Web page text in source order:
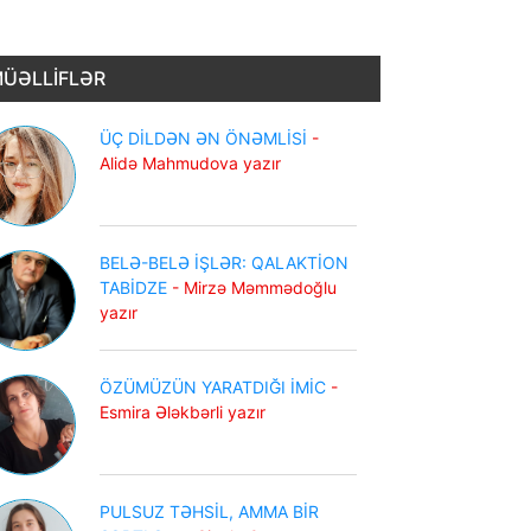
ÜÇ DİLDƏN ƏN ÖNƏMLİSİ -
Alidə Mahmudova yazır
BELƏ-BELƏ İŞLƏR: QALAKTİON
TABİDZE - Mirzə Məmmədoğlu
yazır
ÖZÜMÜZÜN YARATDIĞI İMİC -
Esmira Ələkbərli yazır
PULSUZ TƏHSİL, AMMA BİR